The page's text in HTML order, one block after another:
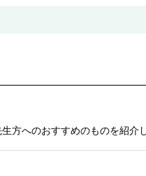
方へのおすすめのものを紹介